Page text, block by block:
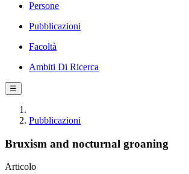
Persone
Pubblicazioni
Facoltà
Ambiti Di Ricerca
☰
Pubblicazioni
Bruxism and nocturnal groaning
Articolo